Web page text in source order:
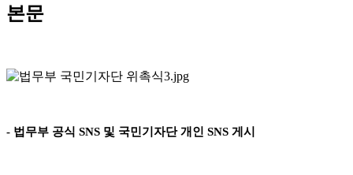
본문
- 법무부 공식 SNS 및 국민기자단 개인 SNS 게시